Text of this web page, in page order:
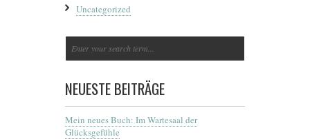
Uncategorized
NEUESTE BEITRÄGE
Mein neues Buch: Im Wartesaal der
Glücksgefühle